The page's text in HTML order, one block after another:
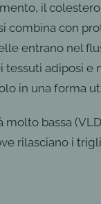
il
combina con
entrano nel
tessuti adiposi e
in una forma
molto bassa
rilasciano i